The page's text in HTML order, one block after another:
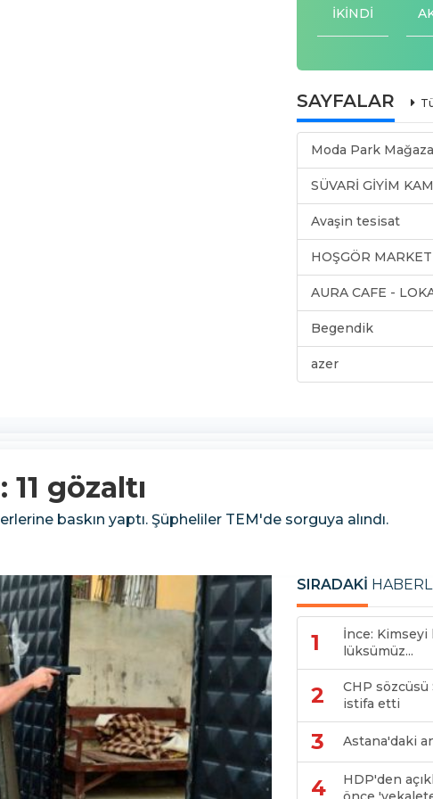
İKİNDİ
SAYFALAR
Moda Park Mağaza
SÜVARİ GİYİM
Avaşin tesisat
HOŞGÖR MARKET
AURA CAFE -
Begendik
azer
gözaltı
baskın yaptı. Şüpheliler TEM'de sorguya alındı.
SIRADAKİ
1
İnce: Kimseyi
lüksümüz...
2
CHP sözcüsü
istifa etti
3 Astana'daki
4
HDP'den